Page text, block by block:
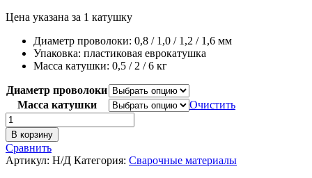
542 ₽
6
144 ₽
Цена указана за 1 катушку
Диаметр проволоки: 0,8 / 1,0 / 1,2 / 1,6 мм
Упаковка: пластиковая еврокатушка
Масса катушки: 0,5 / 2 / 6 кг
Диаметр проволоки
Масса катушки
Очистить
Количество
товара
Алюминиевая
сварочная
проволока
В корзину
Сравнить
Артикул: Н/Д Категория: Сварочные материалы